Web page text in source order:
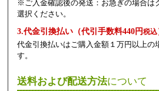
※ご入金確認後の発送：お急ぎの場合は
選択ください。
3.代金引換払い（代引手数料440円税込
代金引換払いはご購入金額１万円以上の
す。
送料および配送方法について